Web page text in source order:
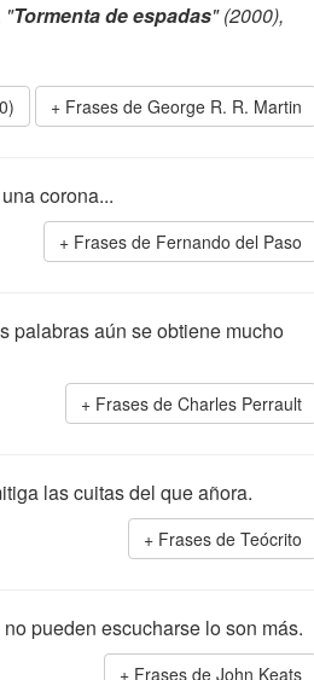
"Tormenta de espadas" (2000),
Frases de George R. R. Martin
corona...
Frases de Fernando del Paso
palabras aún se obtiene mucho
Frases de Charles Perrault
las cuitas del que añora.
Frases de Teócrito
pueden escucharse lo son más.
Frases de John Keats